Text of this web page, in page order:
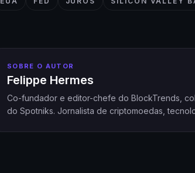
SOBRE O AUTOR
Felippe Hermes
Co-fundador e editor-chefe do BlockTrends,
do Spotniks. Jornalista de criptomoedas,